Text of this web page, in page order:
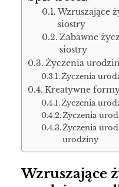
Wzruszające
siostry
Zabawne
siostry
Życzenia
Życzenia
Kreatywne
Życzenia
Życzenia
Życzenia
urodziny
Wzruszające